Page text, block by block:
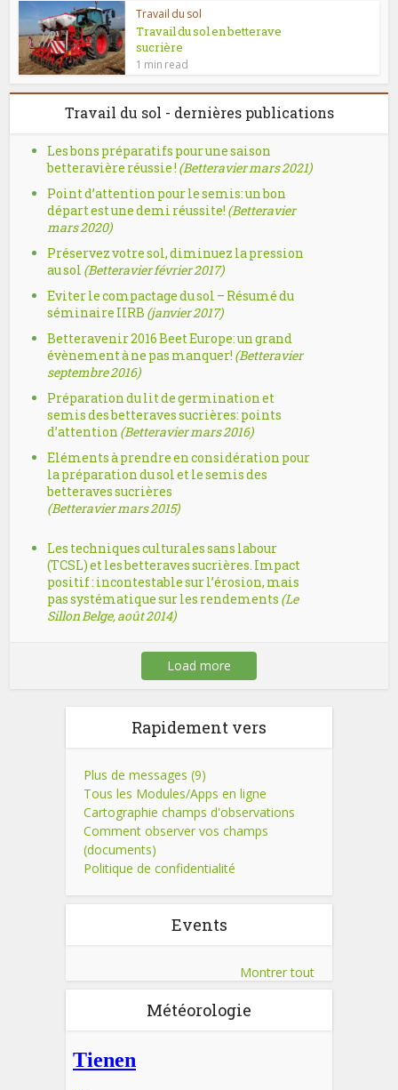
Travail du sol
Travail du sol en betterave
sucrière
1 min read
Travail du sol - dernières publications
Les bons préparatifs pour une saison
betteravière réussie ! (Betteravier mars 2021)
Point d’attention pour le semis: un bon
départ est une demi réussite! (Betteravier
mars 2020)
Préservez votre sol, diminuez la pression
au sol (Betteravier février 2017)
Eviter le compactage du sol – Résumé du
séminaire IIRB (janvier 2017)
Betteravenir 2016 Beet Europe: un grand
évènement à ne pas manquer! (Betteravier
septembre 2016)
Préparation du lit de germination et
semis des betteraves sucrières: points
d’attention (Betteravier mars 2016)
Eléments à prendre en considération pour
la préparation du sol et le semis des
betteraves sucrières
(Betteravier mars 2015)
Les techniques culturales sans labour
(TCSL) et les betteraves sucrières. Impact
positif : incontestable sur l’érosion, mais
pas systématique sur les rendements (Le
Sillon Belge, août 2014)
Load more
Rapidement vers
Plus de messages (9)
Tous les Modules/Apps en ligne
Cartographie champs d'observations
Comment observer vos champs
(documents)
Politique de confidentialité
Events
Montrer tout
Météorologie